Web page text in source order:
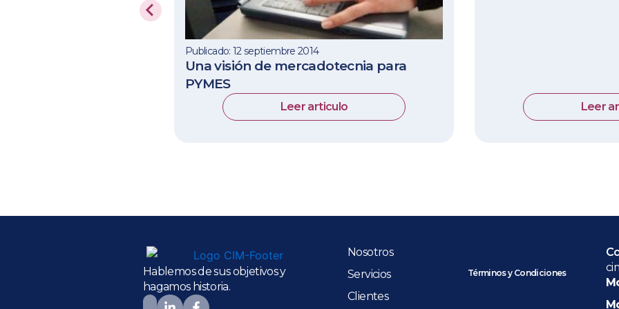
Publicado: 12 septiembre 2014
Una visión de mercadotecnia para
PYMES
Leer articulo Leer
Hablemos de sus objetivos y
hagamos historia.
Nosotros
Servicios
Clientes
Términos y Condiciones